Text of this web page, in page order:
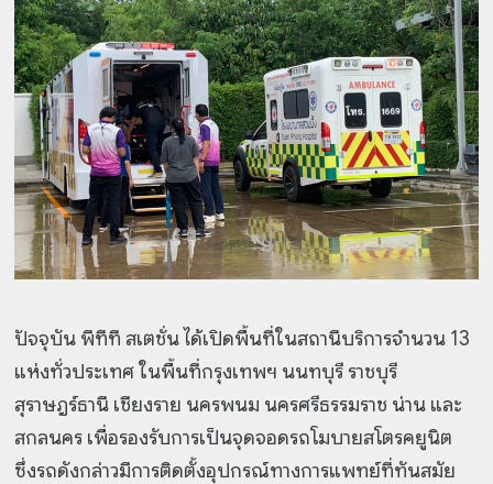
ปัจจุบัน พีทีที สเตชั่น ได้เปิดพื้นที่ในสถานีบริการจำนวน 13
แห่งทั่วประเทศ ในพื้นที่กรุงเทพฯ นนทบุรี ราชบุรี
สุราษฎร์ธานี เชียงราย นครพนม นครศรีธรรมราช น่าน และ
สกลนคร เพื่อรองรับการเป็นจุดจอดรถโมบายสโตรคยูนิต
ซึ่งรถดังกล่าวมีการติดตั้งอุปกรณ์ทางการแพทย์ที่ทันสมัย